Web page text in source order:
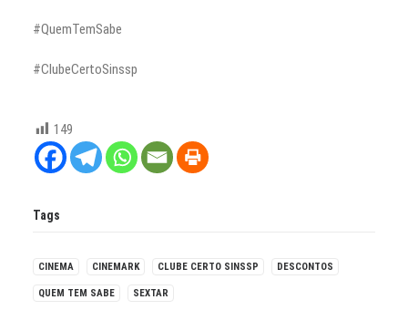
#QuemTemSabe
#ClubeCertoSinssp
149
Tags
CINEMA CINEMARK CLUBE CERTO SINSSP DESCONTOS
QUEM TEM SABE SEXTAR